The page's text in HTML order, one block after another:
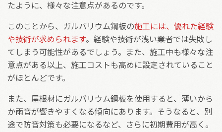
たように、様々な注意点があるのです。
このことから、ガルバリウム鋼板の施工には、優れた経験
や技術が求められます。経験や技術が浅い業者では失敗し
てしまう可能性があるでしょう。また、施工中も様々な注
意点がある以上、施工コストも高めに設定されていること
がほとんどです。
また、屋根材にガルバリウム鋼板を使用すると、薄いから
か雨音が響きやすくなる傾向にあります。そうなると、別
途で防音対策も必要になるなど、さらに初期費用が高く。